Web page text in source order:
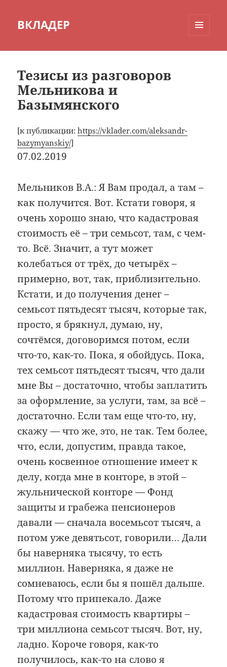
ВКЛАДЕР
Тезисы из разговоров
Мельникова и
Базымянского
[к публикации:https://vklader.com/aleksandr-
bazymyanskiy/]
07.02.2019
Мельников В.А.: Я Вам продал, а там –
как получится. Вот. Кстати говоря, я
очень хорошо знаю, что кадастровая
стоимость её – три семьсот, там, с чем-
то. Всё. Значит, а тут может
колебаться от трёх, до четырёх –
примерно, вот, так, приблизительно.
Кстати, и до получения денег –
семьсот пятьдесят тысяч, которые так,
просто, я брякнул, думаю, ну,
сочтёмся, договоримся потом, если
что-то, как-то. Пока, я обойдусь. Пока,
тех семьсот пятьдесят тысяч, что дали
мне Вы – достаточно, чтобы заплатить
за оформление, за услуги, там, за всё –
достаточно. Если там еще что-то, ну,
скажу — что же, это, не так. Тем более,
что, если, допустим, правда такое,
очень косвенное отношение имеет к
делу, когда мне в конторе, в этой –
жульнической конторе — Фонд
защиты и грабежа пенсионеров
давали — сначала восемьсот тысяч, а
потом уже девятьсот, говорили… Дали
бы наверняка тысячу, то есть
миллион. Наверняка, я даже не
сомневаюсь, если бы я пошёл дальше.
Потому что припекало. Даже
кадастровая стоимость квартиры –
три миллиона семьсот тысяч. Вот, ну,
ладно. Короче говоря, как-то
получилось, как-то на слово я